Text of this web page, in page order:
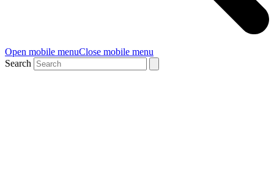
Open mobile menuClose mobile menu
Search